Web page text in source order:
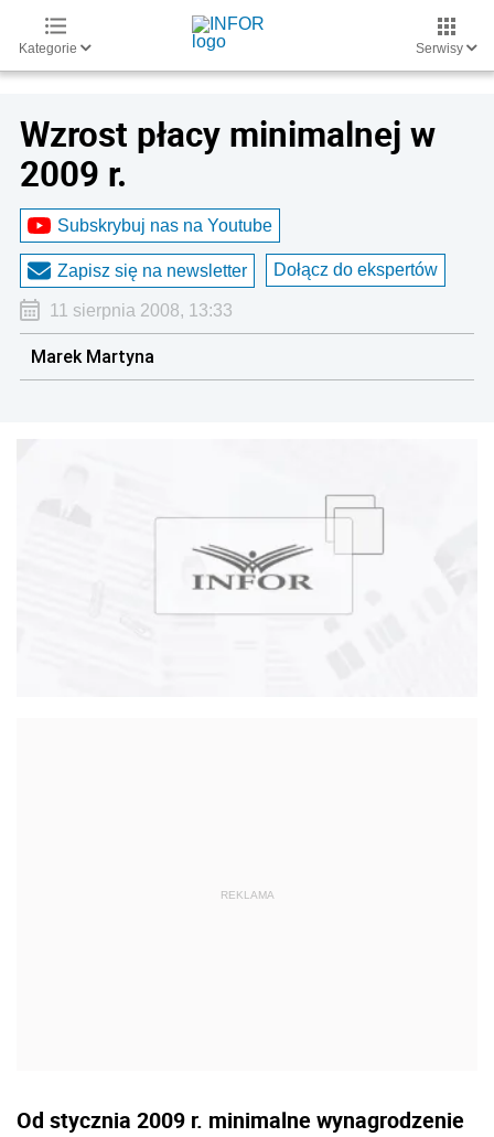
Kategorie Serwisy
Wzrost płacy minimalnej w
2009 r.
Subskrybuj nas na Youtube
Zapisz się na newsletter Dołącz do ekspertów
11 sierpnia 2008, 13:33
Marek Martyna
Od stycznia 2009 r. minimalne wynagrodzenie